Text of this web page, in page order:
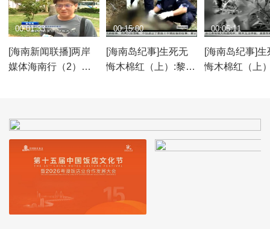
[海南新闻联播]两岸
媒体海南行（2）：
00:01:33
[海南岛纪事]生死无
悔木棉红（上）:黎定
00:15:00
[海南岛纪事]生
悔木棉红（上
00:05:11